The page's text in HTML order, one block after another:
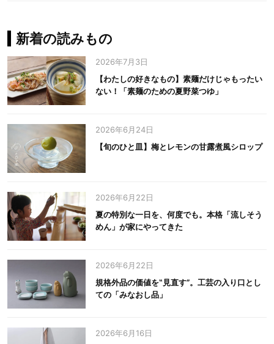
新着の読みもの
2026年7月3日
【わたしの好きなもの】素麺だけじゃもったい
ない！「素麺のための夏野菜つゆ」
2026年6月24日
【旬のひと皿】梅とレモンの甘露煮風シロップ
2026年6月22日
夏の特別な一日を、何度でも。本格「流しそう
めん」が家にやってきた
2026年6月22日
規格外品の価値を‟見直す”。工芸の入り口とし
ての「みなおし品」
2026年6月16日